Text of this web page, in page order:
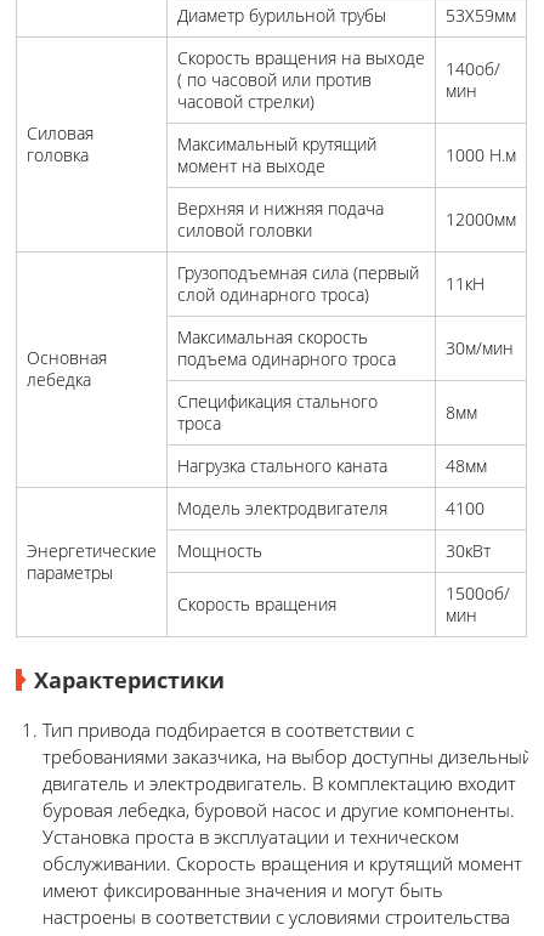
Диаметр бурильной трубы
53X59мм
Силовая
головка
Скорость вращения на выходе
( по часовой или против
часовой стрелки)
140об/
мин
Максимальный крутящий
момент на выходе
1000 Н.м
Верхняя и нижняя подача
силовой головки
12000мм
Основная
лебедка
Грузоподъемная сила (первый
слой одинарного троса)
11кН
Максимальная скорость
подъема одинарного троса
30м/мин
Спецификация стального
троса
8мм
Нагрузка стального каната 48мм
Энергетические
параметры
Модель электродвигателя
4100
Мощность
30кВт
Скорость вращения
1500об/
мин
Характеристики
Тип привода подбирается в соответствии с
требованиями заказчика, на выбор доступны дизельный
двигатель и электродвигатель. В комплектацию входит
буровая лебедка, буровой насос и другие компоненты.
Установка проста в эксплуатации и техническом
обслуживании. Скорость вращения и крутящий момент
имеют фиксированные значения и могут быть
настроены в соответствии с условиями строительства